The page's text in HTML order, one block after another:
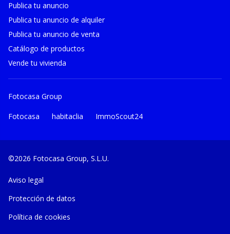
Publica tu anuncio
Publica tu anuncio de alquiler
Publica tu anuncio de venta
Catálogo de productos
Vende tu vivienda
Fotocasa Group
Fotocasa habitaclia ImmoScout24
©2026 Fotocasa Group, S.L.U.
Aviso legal
Protección de datos
Política de cookies